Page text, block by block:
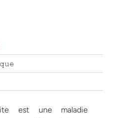
est une maladie